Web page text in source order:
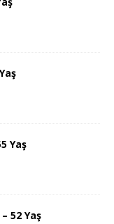
Yaş
52 Yaş